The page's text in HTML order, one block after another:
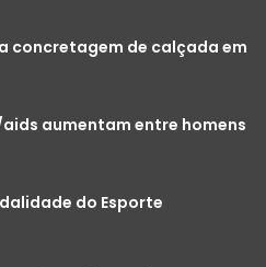
concretagem de calçada em
aids aumentam entre homens
do Esporte